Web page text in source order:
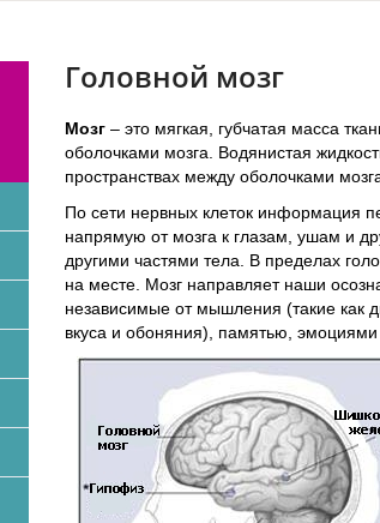
Головной мозг
Мозг – это мягкая, губчатая масса
оболочками мозга. Водянистая
пространствах между оболочками
По сети нервных клеток информация
напрямую от мозга к глазам, ушам и
другими частями тела. В пределах
на месте. Мозг направляет наши
независимые от мышления (такие как
вкуса и обоняния), памятью, эмоциями